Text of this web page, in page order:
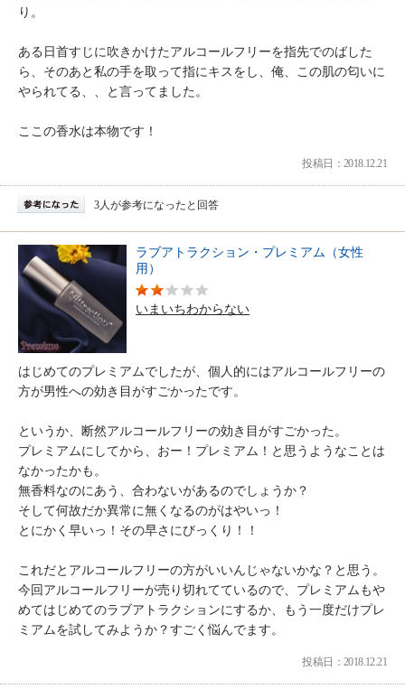
り。
ある日首すじに吹きかけたアルコールフリーを指先でのばした
ら、そのあと私の手を取って指にキスをし、俺、この肌の匂いに
やられてる、、と言ってました。
ここの香水は本物です！
投稿日：2018.12.21
3人が参考になったと回答
ラブアトラクション・プレミアム（女性
用）
いまいちわからない
はじめてのプレミアムでしたが、個人的にはアルコールフリーの
方が男性への効き目がすごかったです。
というか、断然アルコールフリーの効き目がすごかった。
プレミアムにしてから、おー！プレミアム！と思うようなことは
なかったかも。
無香料なのにあう、合わないがあるのでしょうか？
そして何故だか異常に無くなるのがはやいっ！
とにかく早いっ！その早さにびっくり！！
これだとアルコールフリーの方がいいんじゃないかな？と思う。
今回アルコールフリーが売り切れてているので、プレミアムもや
めてはじめてのラブアトラクションにするか、もう一度だけプレ
ミアムを試してみようか？すごく悩んでます。
投稿日：2018.12.21